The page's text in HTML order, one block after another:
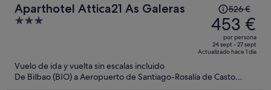
Aparthotel Attica21 As Galeras
3
precio
era
de
526 €,
es
526 €
453 €
por persona
24 sept - 27 sept
Actualizado hace 1 día
Vuelo de ida y vuelta sin escalas incluido
De Bilbao (BIO) a Aeropuerto de Santiago-Rosalía de Casto